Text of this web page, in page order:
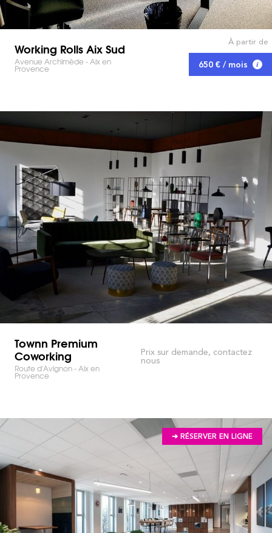
Working Rolls Aix Sud
Avenue Archimède - Aix en
Provence
À partir de
650 € / mois
Townn Premium
Coworking
Route d'Avignon - Aix en
Provence
Prix sur demande, contactez
nous
➔ RÉSERVER EN LIGNE